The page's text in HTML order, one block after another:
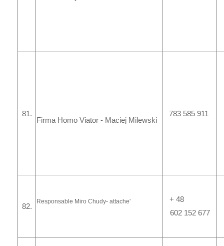
81.
Firma Homo Viator - Maciej Milewski
783 585 911
82.
Responsable Miro Chudy- attache'
+ 48
602 152 677